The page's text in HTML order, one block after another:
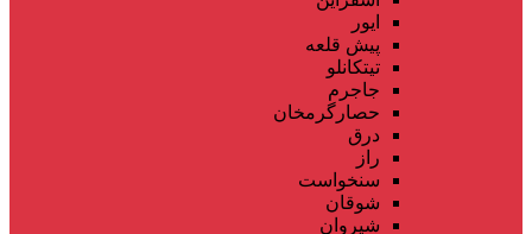
ایور
پیش قلعه
تیتکانلو
جاجرم
حصارگرمخان
درق
راز
سنخواست
شوقان
شیروان